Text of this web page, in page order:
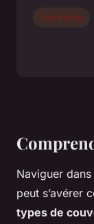
Naviguer
peut s’avérer
types de
Assurance